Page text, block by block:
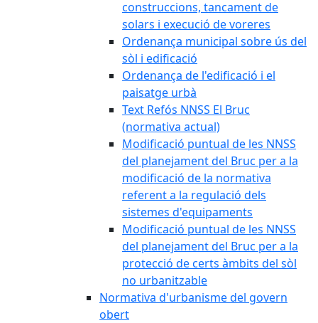
construccions, tancament de
solars i execució de voreres
Ordenança municipal sobre ús del
sòl i edificació
Ordenança de l'edificació i el
paisatge urbà
Text Refós NNSS El Bruc
(normativa actual)
Modificació puntual de les NNSS
del planejament del Bruc per a la
modificació de la normativa
referent a la regulació dels
sistemes d'equipaments
Modificació puntual de les NNSS
del planejament del Bruc per a la
protecció de certs àmbits del sòl
no urbanitzable
Normativa d'urbanisme del govern
obert